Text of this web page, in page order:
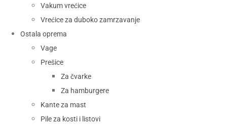
Vakum vrećice
Vrećice za duboko zamrzavanje
Ostala oprema
Vage
Prešice
Za čvarke
Za hamburgere
Kante za mast
Pile za kosti i listovi